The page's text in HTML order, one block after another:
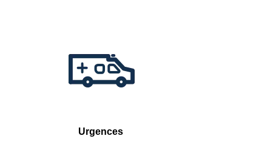
Urgences